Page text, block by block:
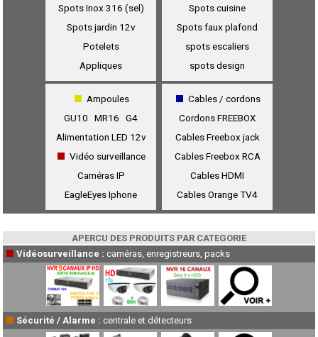
Spots Inox 316 (sel)
Spots jardin 12v
Potelets
Appliques
Spots cuisine
Spots faux plafond
spots escaliers
spots design
Ampoules
GU10
MR16
G4
Alimentation LED 12v
Vidéo surveillance
Caméras IP
EagleEyesIphone
Cables / cordons
Cordons FREEBOX
Cables Freebox jack
Cables Freebox RCA
Cables HDMI
Cables Orange TV4
APERCU DES PRODUITS PAR CATEGORIE
Vidéosurveillance : caméras, enregistreurs, packs
Sécurité / Alarme : centrale et détecteurs